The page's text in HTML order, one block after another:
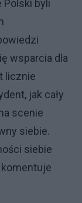
Polski byli
wsparcia dla
licznie
jak cały
scenie
siebie.
siebie
komentuje